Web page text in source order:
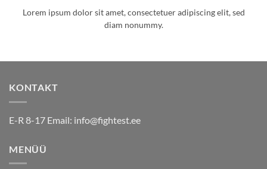
Lorem ipsum dolor sit amet, consectetuer adipiscing elit, sed
diam nonummy.
KONTAKT
E-R 8-17 Email: info@fightest.ee
MENÜÜ